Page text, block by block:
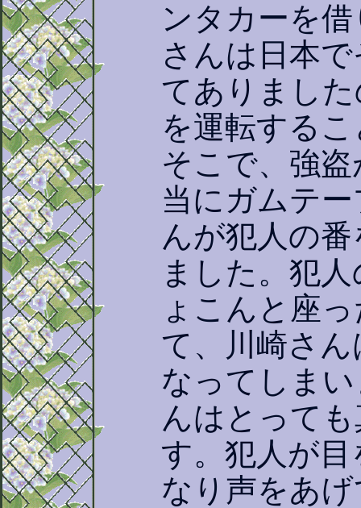
ンタカーを
さんは日本
てありまし
を運転する
そこで、強
当にガムテ
んが犯人の
ました。犯
ょこんと座
て、川崎さ
なってしま
んはとって
す。犯人が
なり声をあ